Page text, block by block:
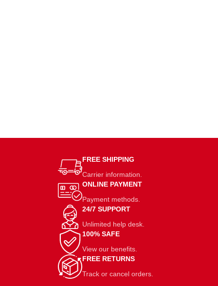
FREE SHIPPING
Carrier information.
ONLINE PAYMENT
Payment methods.
24/7 SUPPORT
Unlimited help desk.
100% SAFE
View our benefits.
FREE RETURNS
Track or cancel orders.